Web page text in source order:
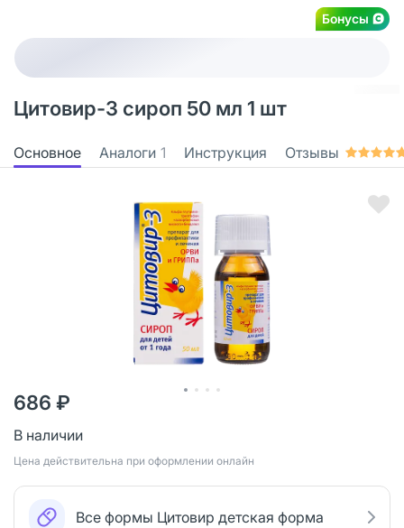
Бонусы
Цитовир-3 сироп 50 мл 1 шт
Основное Аналоги 1 Инструкция Отзывы
686 ₽
В наличии
Цена действительна при оформлении онлайн
Все формы Цитовир детская форма